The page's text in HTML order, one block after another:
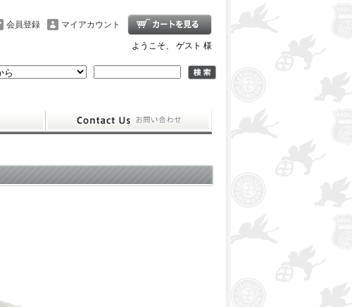
マイアカウント
会員登録
ようこそ、 ゲスト 様